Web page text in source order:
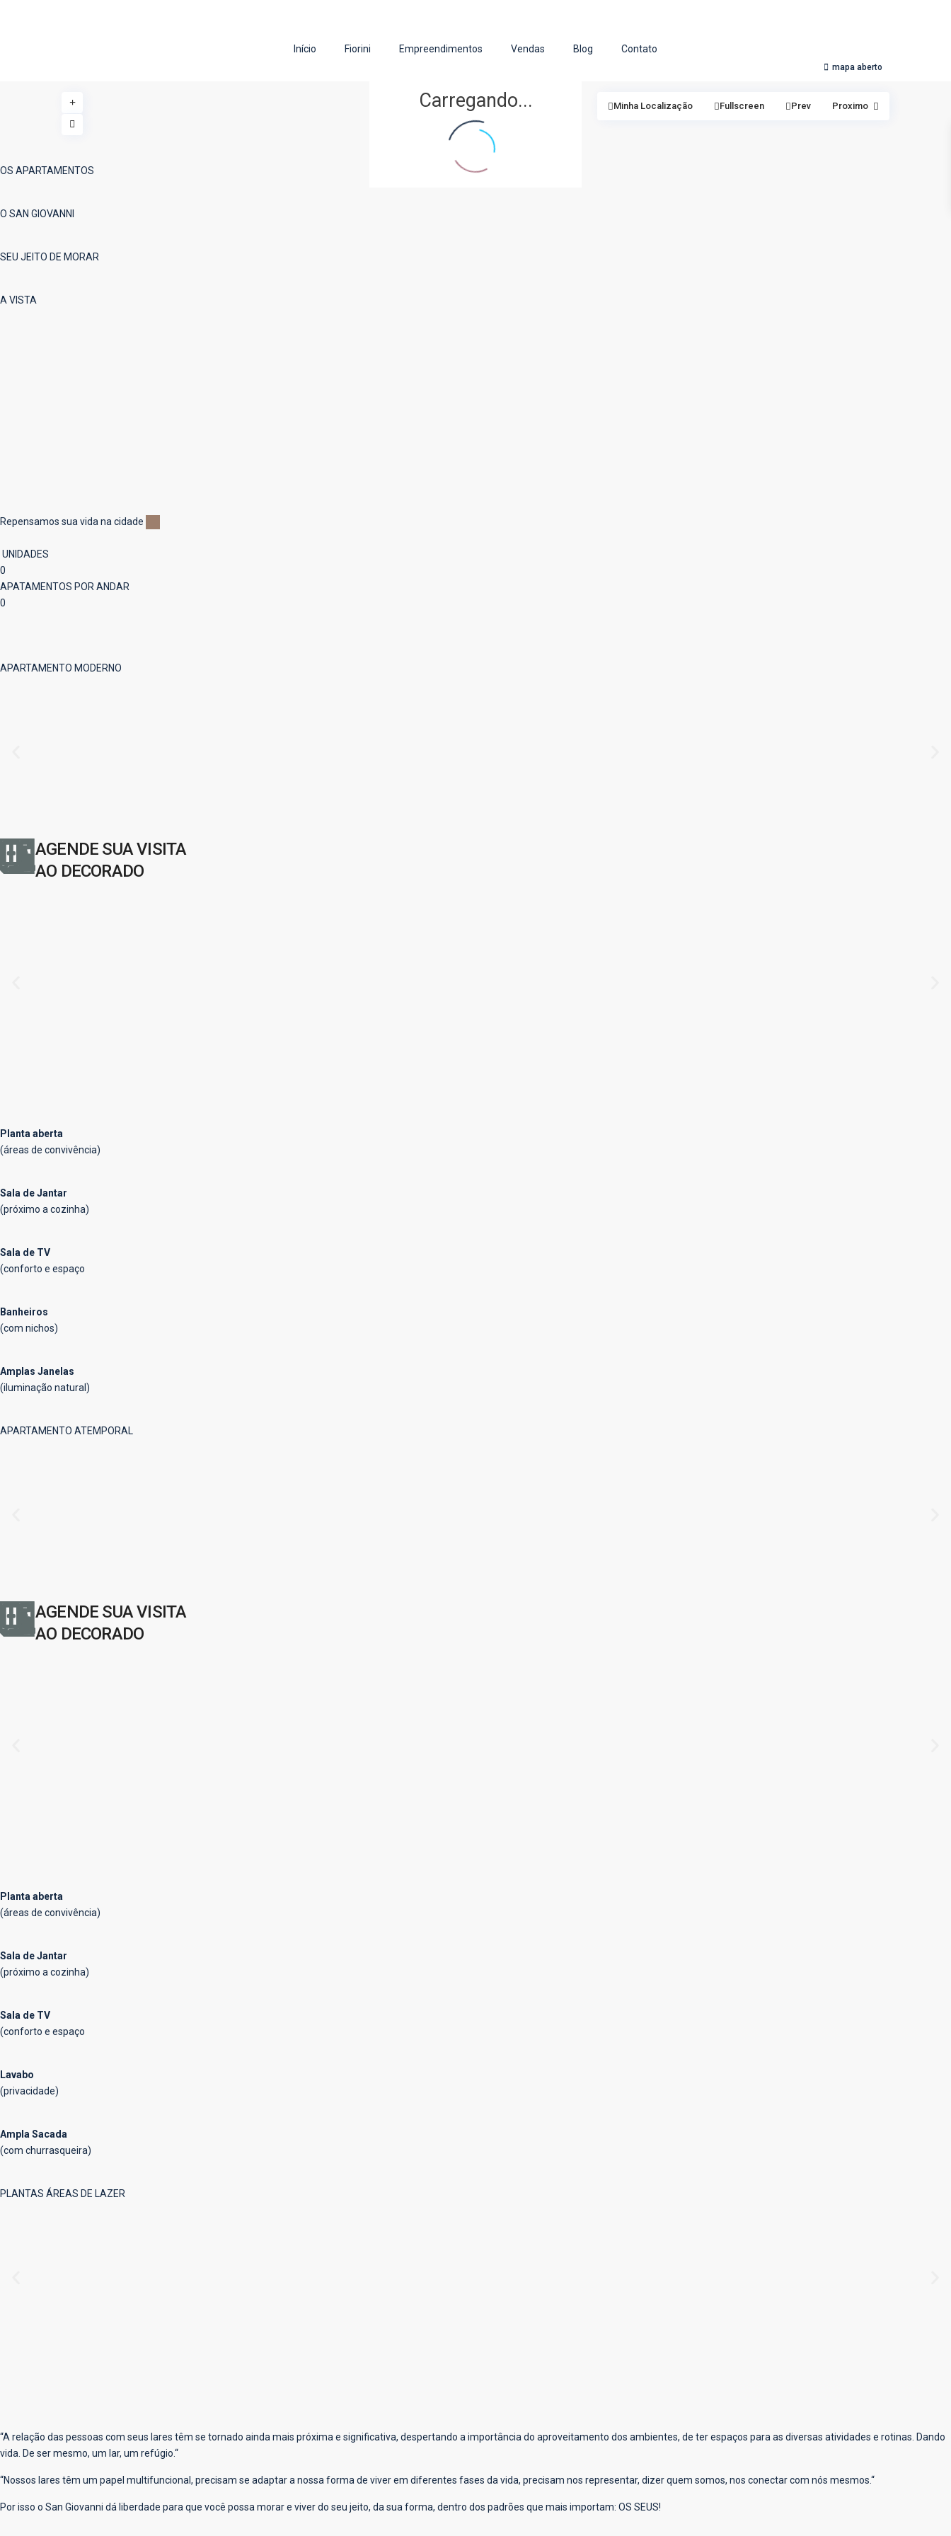
Início Fiorini Empreendimentos Vendas Blog Contato
Carregando...
mapa aberto
Minha Localização Fullscreen Prev Proximo
OS APARTAMENTOS
O SAN GIOVANNI
SEU JEITO DE MORAR
A VISTA
Repensamos sua vida na cidade
UNIDADES
0
APATAMENTOS POR ANDAR
0
APARTAMENTO MODERNO
AGENDE SUA VISITA
AO DECORADO
Planta aberta
(áreas de convivência)
Sala de Jantar
(próximo a cozinha)
Sala de TV
(conforto e espaço
Banheiros
(com nichos)
Amplas Janelas
(iluminação natural)
APARTAMENTO ATEMPORAL
AGENDE SUA VISITA
AO DECORADO
Planta aberta
(áreas de convivência)
Sala de Jantar
(próximo a cozinha)
Sala de TV
(conforto e espaço
Lavabo
(privacidade)
Ampla Sacada
(com churrasqueira)
PLANTAS ÁREAS DE LAZER
“A relação das pessoas com seus lares têm se tornado ainda mais próxima e significativa, despertando a importância do aproveitamento dos ambientes, de ter espaços para as diversas atividades e rotinas. Dando
vida. De ser mesmo, um lar, um refúgio.“
“Nossos lares têm um papel multifuncional, precisam se adaptar a nossa forma de viver em diferentes fases da vida, precisam nos representar, dizer quem somos, nos conectar com nós mesmos.“
Por isso o San Giovanni dá liberdade para que você possa morar e viver do seu jeito, da sua forma, dentro dos padrões que mais importam: OS SEUS!